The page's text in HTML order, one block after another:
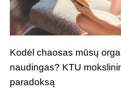
Kodėl chaosas mūsų
naudingas? KTU
paradoksą